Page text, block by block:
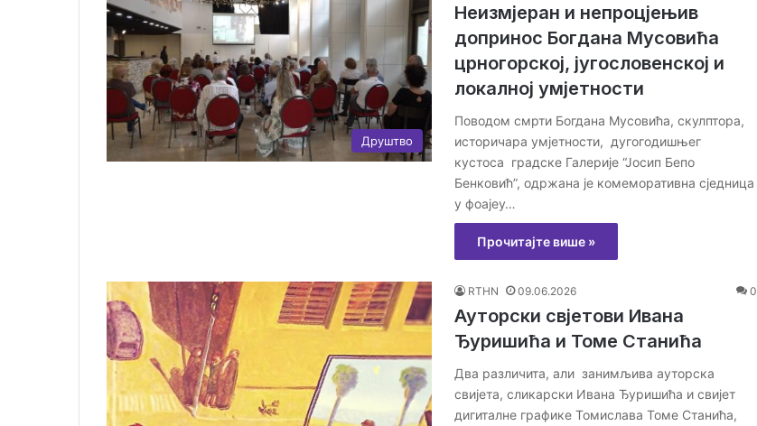
Друштво
Неизмјеран и непроцјењив
допринос Богдана Мусовића
црногорској, југословенској и
локалној умјетности
Поводом смрти Богдана Мусовића, скулптора,
историчара умјетности, дугогодишњег
кустоса градске Галерије “Јосип Бепо
Бенковић”, одржана је комеморативна сједница
у фоајеу…
Прочитајте више »
RTHN 09.06.2026 0
Ауторски свјетови Ивана
Ђуришића и Томе Станића
Два различита, али занимљива ауторска
свијета, сликарски Ивана Ђуришића и свијет
дигиталне графике Томислава Томе Станића,